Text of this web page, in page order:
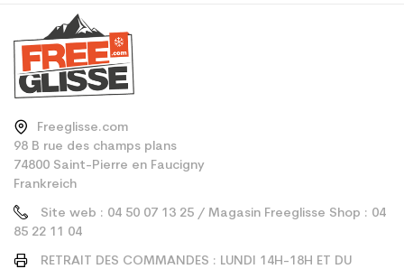
Freeglisse.com
98 B rue des champs plans
74800 Saint-Pierre en Faucigny
Frankreich
Site web : 04 50 07 13 25 / Magasin Freeglisse Shop : 04
85 22 11 04
RETRAIT DES COMMANDES : LUNDI 14H-18H ET DU